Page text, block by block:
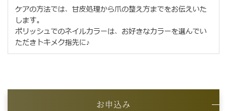
ケアの方法では、甘皮処理から爪の整え方までをお伝えいた
します。
ポリッシュでのネイルカラーは、お好きなカラーを選んでい
ただきトキメク指先に♪
お申込み